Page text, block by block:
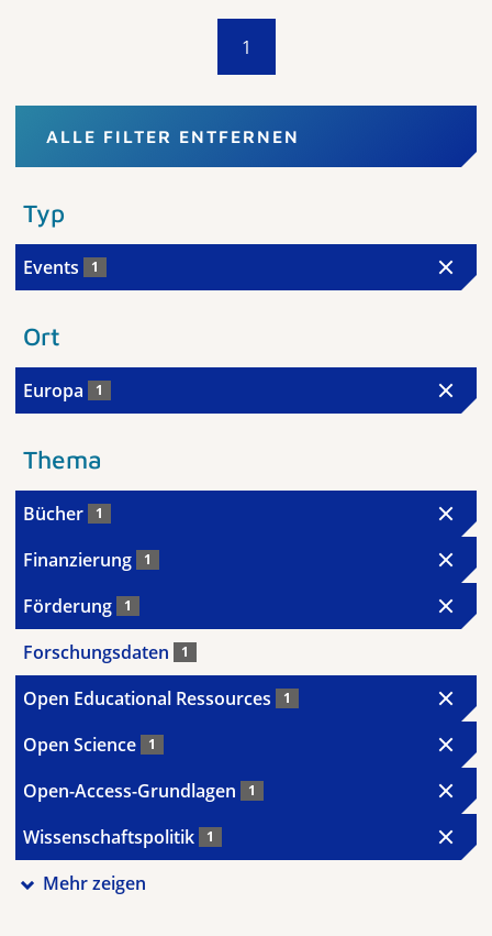
1
ALLE FILTER ENTFERNEN
Typ
Events 1
Ort
Europa 1
Thema
Bücher 1
Finanzierung 1
Förderung 1
Forschungsdaten 1
Open Educational Ressources 1
Open Science 1
Open-Access-Grundlagen 1
Wissenschaftspolitik 1
Mehr zeigen